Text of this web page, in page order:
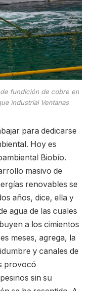
fundición de cobre en
industrial Ventanas
para dedicarse
Hoy es
Biobío.
masivo de
renovables se
años, dice, ella y
agua de las cuales
a los cimientos
meses, agrega, la
y canales de
provocó
sin su